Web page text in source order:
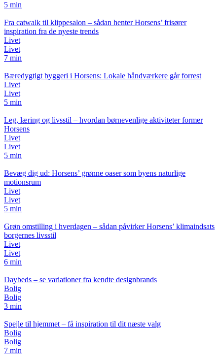
5 min
Fra catwalk til klippesalon – sådan henter Horsens’ frisører
inspiration fra de nyeste trends
Livet
Livet
7 min
Bæredygtigt byggeri i Horsens: Lokale håndværkere går forrest
Livet
Livet
5 min
Leg, læring og livsstil – hvordan børnevenlige aktiviteter former
Horsens
Livet
Livet
5 min
Bevæg dig ud: Horsens’ grønne oaser som byens naturlige
motionsrum
Livet
Livet
5 min
Grøn omstilling i hverdagen – sådan påvirker Horsens’ klimaindsats
borgernes livsstil
Livet
Livet
6 min
Daybeds – se variationer fra kendte designbrands
Bolig
Bolig
3 min
Spejle til hjemmet – få inspiration til dit næste valg
Bolig
Bolig
7 min